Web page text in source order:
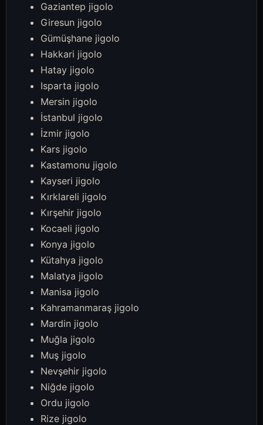
Gaziantep jigolo
Giresun jigolo
Gümüşhane jigolo
Hakkari jigolo
Hatay jigolo
Isparta jigolo
Mersin jigolo
İstanbul jigolo
İzmir jigolo
Kars jigolo
Kastamonu jigolo
Kayseri jigolo
Kırklareli jigolo
Kırşehir jigolo
Kocaeli jigolo
Konya jigolo
Kütahya jigolo
Malatya jigolo
Manisa jigolo
Kahramanmaraş jigolo
Mardin jigolo
Muğla jigolo
Muş jigolo
Nevşehir jigolo
Niğde jigolo
Ordu jigolo
Rize jigolo